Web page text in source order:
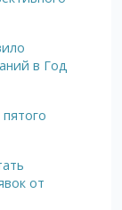
в Год
от